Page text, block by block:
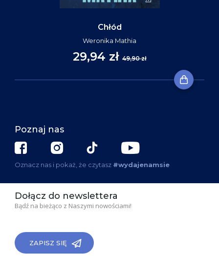
Chłód
Weronika Mathia
29,94 zł 49,90 zł
Poznaj nas
Oznacz nas i pokaż, że czytasz #wydajenamsie
Dołącz do newslettera
Bądź na bieżąco z Naszymi nowościami!
ZAPISZ SIĘ